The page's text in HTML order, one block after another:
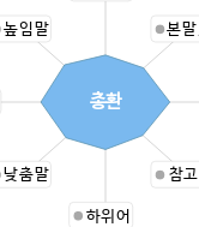
본
참
하위어
낮춤말
높임말
총환